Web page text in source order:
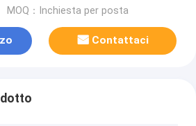
MOQ：Inchiesta per posta
Contattaci